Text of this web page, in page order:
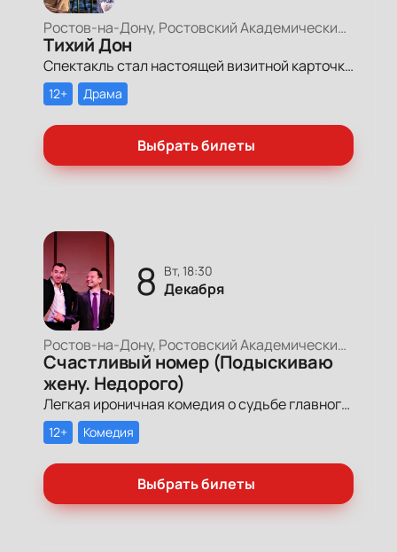
Ростов-на-Дону, Ростовский Академический Театр Драмы, Большая сцена
Тихий Дон
Спектакль стал настоящей визитной карточкой театра и всего региона. Его по достоинству оценили и зрители, и театральная общественность России. Постановка неизменно собирает полные залы в родном театре.
12+ Драма
Выбрать билеты
8 вт, 18:30
Декабря
Ростов-на-Дону, Ростовский Академический Театр Драмы, Малая сцена
Счастливый номер (Подыскиваю
жену. Недорого)
Легкая ироничная комедия о судьбе главного героя-миллионера, который мечтает обрести успех и в личной жизни.
12+ Комедия
Выбрать билеты